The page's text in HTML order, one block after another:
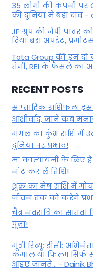
35 लोगों की कंपनी पर
की दुनिया में बड़ा दांव -
JP ग्रुप की जेपी पावर
दिया बड़ा अपडेट,
Tata Group की इन
तेजी, RBI के फैसले का
RECENT POSTS
साप्ताहिक राशिफल:
आशीर्वाद, जानें कब
मंगल का कुंभ राशि में
दुनिया पर प्रभाव!
मां कात्‍यायनी के लिए है
नोट कर लें तिथि!
शुक्र का मेष राशि में
जीवन तक को करेंगे
चैत्र नवरात्रि का
पूजा!
मूवी रिव्यू: डीसी:
कमाल या फिल्म सिर्फ
आइए जानते... - Dainik